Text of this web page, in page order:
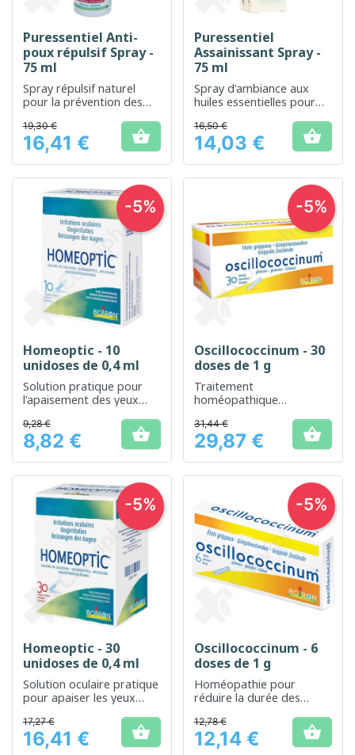
Puressentiel Anti-
poux répulsif Spray -
75 ml
Spray répulsif naturel
pour la prévention des
Prix
19,30 €
16,41 € 
Puressentiel
Assainissant Spray -
75 ml
Spray d'ambiance aux
huiles essentielles pour
Prix
16,50 €
14,03 € 
Homeoptic - 10
unidoses de 0,4 ml
Solution pratique pour
l'apaisement des yeux
Prix
9,28 €
8,82 € 
-5%
Oscillococcinum - 30
doses de 1 g
Traitement
homéopathique
pour réduire la durée et
les symptômes des états
grippaux
Prix
31,44 €
29,87 € 
-5%
Homeoptic - 30
unidoses de 0,4 ml
Solution oculaire pratique
pour apaiser les yeux
Prix
17,27 €
16,41 € 
-5%
Oscillococcinum - 6
doses de 1 g
Homéopathie pour
réduire la durée des
Prix
12,78 €
12,14 € 
-5%